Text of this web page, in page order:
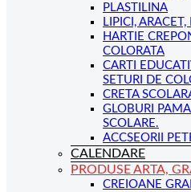
PLASTILINA
LIPICI,
HARTIE
COLORATA
CARTI
SETURI DE
CRETA
GLOBURI
SCOLARE.
ACCSEORII
CALENDARE
PRODUSE ARTA,
CREIOANE